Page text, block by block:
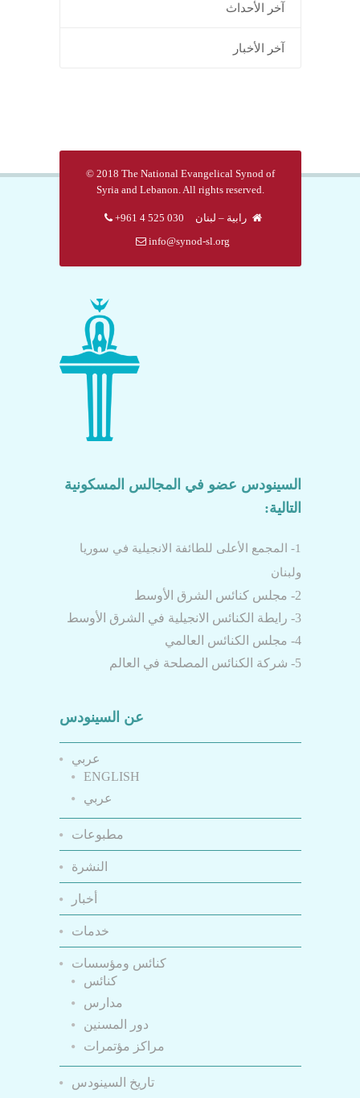
آخر الأحداث
آخر الأخبار
© 2018 The National Evangelical Synod of
Syria and Lebanon. All rights reserved.
رابية – لبنان
030 525 4 961+
info@synod-sl.org
السينودس عضو في المجالس المسكونية
التالية:
1- المجمع الأعلى للطائفة الانجيلية في سوريا
ولبنان
2- مجلس كنائس الشرق الأوسط
3- رايطة الكنائس الانجيلية في الشرق الأوسط
4- مجلس الكنائس العالمي
5- شركة الكنائس المصلحة في العالم
عن السينودس
عربي
ENGLISH
عربي
مطبوعات
النشرة
أخبار
خدمات
كنائس ومؤسسات
كنائس
مدارس
دور المسنين
مراكز مؤتمرات
تاريخ السينودس